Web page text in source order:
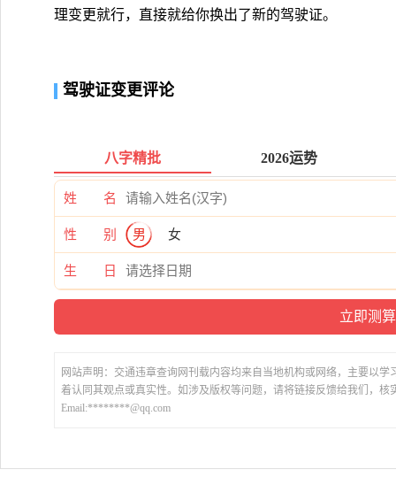
理变更就行，直接就给你换出了新的驾驶证。
驾驶证变更评论
八字精批 2026运势
姓 名
性 别 男 女
生 日
网站声明：交通违章查询网刊载内容均来自当地机构或网络，主要以
着认同其观点或真实性。如涉及版权等问题，请将链接反馈给我们，核
Email:********@qq.com